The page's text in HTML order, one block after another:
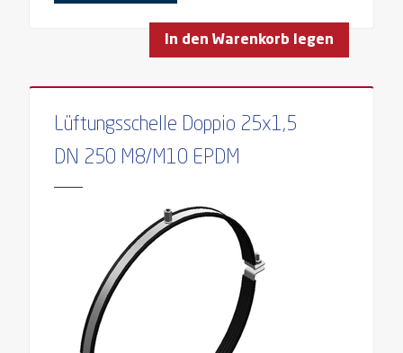
In den Warenkorb legen
Lüftungsschelle Doppio 25x1,5
DN 250 M8/M10 EPDM